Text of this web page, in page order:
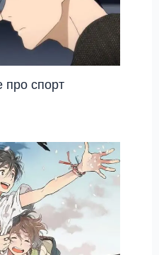
про спорт